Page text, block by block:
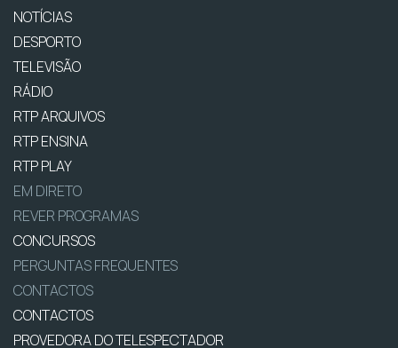
NOTÍCIAS
DESPORTO
TELEVISÃO
RÁDIO
RTP ARQUIVOS
RTP ENSINA
RTP PLAY
EM DIRETO
REVER PROGRAMAS
CONCURSOS
PERGUNTAS FREQUENTES
CONTACTOS
CONTACTOS
PROVEDORA DO TELESPECTADOR